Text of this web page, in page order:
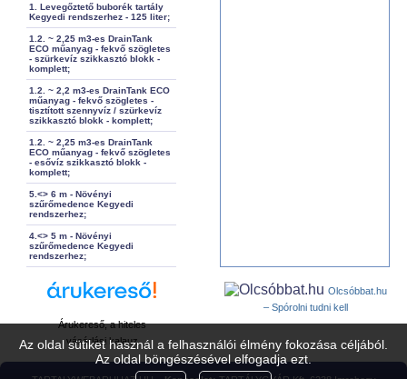
Az oldal sütiket használ a felhasználói élmény fokozása céljából.
Az oldal böngészésével elfogadja ezt.
1. Levegőztető buborék tartály
Kegyedi rendszerhez - 125 liter;
1.2. ~ 2,25 m3-es DrainTank
ECO műanyag - fekvő szögletes
- szürkevíz szikkasztó blokk -
komplett;
1.2. ~ 2,2 m3-es DrainTank ECO
műanyag - fekvő szögletes -
tisztított szennyvíz / szürkevíz
szikkasztó blokk - komplett;
1.2. ~ 2,25 m3-es DrainTank
ECO műanyag - fekvő szögletes
- esővíz szikkasztó blokk -
komplett;
5.<> 6 m - Növényi
szűrőmedence Kegyedi
rendszerhez;
4.<> 5 m - Növényi
szűrőmedence Kegyedi
rendszerhez;
Árukereső, a hiteles
vásárlási kalauz
Olcsóbbat.hu
– Spórolni tudni kell